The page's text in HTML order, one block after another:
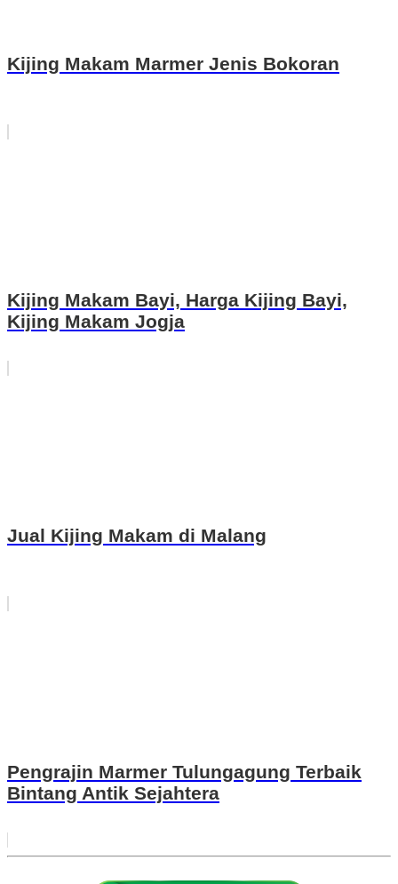
Kijing Makam Marmer Jenis Bokoran
Kijing Makam Bayi, Harga Kijing Bayi,
Kijing Makam Jogja
Jual Kijing Makam di Malang
Pengrajin Marmer Tulungagung Terbaik
Bintang Antik Sejahtera